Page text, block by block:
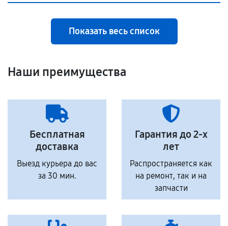
Показать весь список
Наши преимущества
Бесплатная
доставка
Выезд курьера до вас
за 30 мин.
Гарантия до 2-х
лет
Распространяется как
на ремонт, так и на
запчасти